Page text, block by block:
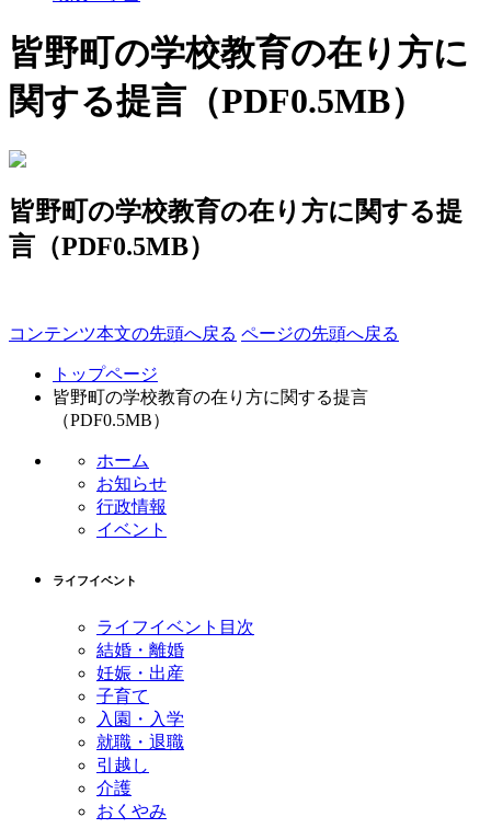
皆野町の学校教育の在り方に
関する提言（PDF0.5MB）
皆野町の学校教育の在り方に関する提
言（PDF0.5MB）
コンテンツ本文の先頭へ戻る ページの先頭へ戻る
トップページ
皆野町の学校教育の在り方に関する提言
（PDF0.5MB）
ホーム
お知らせ
行政情報
イベント
ライフイベント
ライフイベント目次
結婚・離婚
妊娠・出産
子育て
入園・入学
就職・退職
引越し
介護
おくやみ